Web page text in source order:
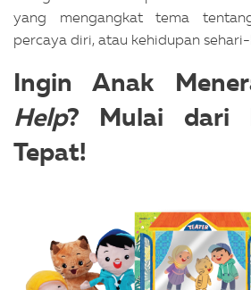
yang mengangkat tema
percaya diri, atau kehidupan
Ingin Anak
Help? Mulai dari
Tepat!